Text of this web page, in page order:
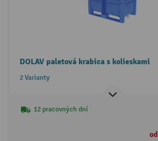
DOLAV paletová krabica s kolieskami
2 Varianty
12 pracovných dní
od